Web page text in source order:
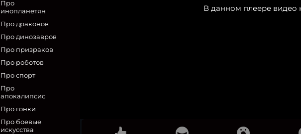
Про
инопланетян
Про драконов
Про динозавров
Про призраков
Про роботов
Про спорт
Про
апокалипсис
Про гонки
Про боевые
искусства
В данном плеере видео